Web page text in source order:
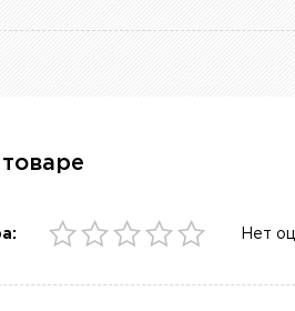
Нет